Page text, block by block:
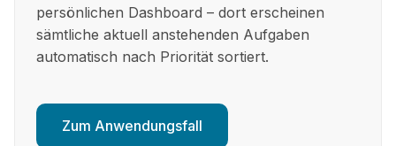
persönlichen Dashboard – dort erscheinen
sämtliche aktuell anstehenden Aufgaben
automatisch nach Priorität sortiert.
Zum Anwendungsfall